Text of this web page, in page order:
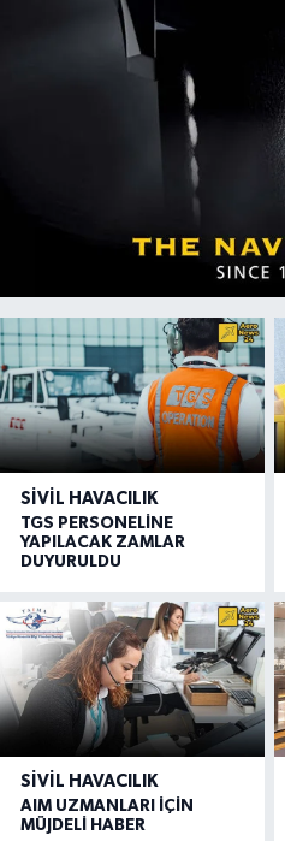
SIVIL HAVACILIK
TGS PERSONELİNE
YAPILACAK ZAMLAR
DUYURULDU
SIVIL HAVACILIK
AIM UZMANLARI İÇİN
MÜJDELİ HABER